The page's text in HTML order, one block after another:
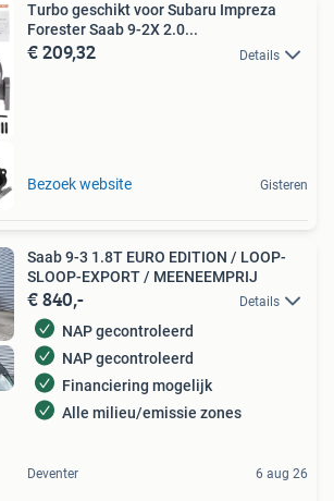
Turbo geschikt voor Subaru Impreza
Forester Saab 9-2X 2.0...
€ 209,32 Details
Bezoek website Gisteren
Saab 9-3 1.8T EURO EDITION / LOOP-
SLOOP-EXPORT / MEENEEMPRIJ
€ 840,- Details
NAP gecontroleerd
NAP gecontroleerd
Financiering mogelijk
Alle milieu/emissie zones
Deventer 6 aug 26